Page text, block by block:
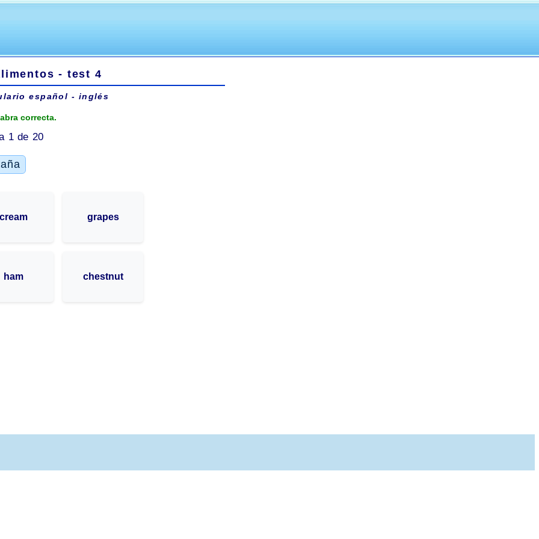
- test 4
español - inglés
correcta.
1 de 20
cream grapes
ham chestnut